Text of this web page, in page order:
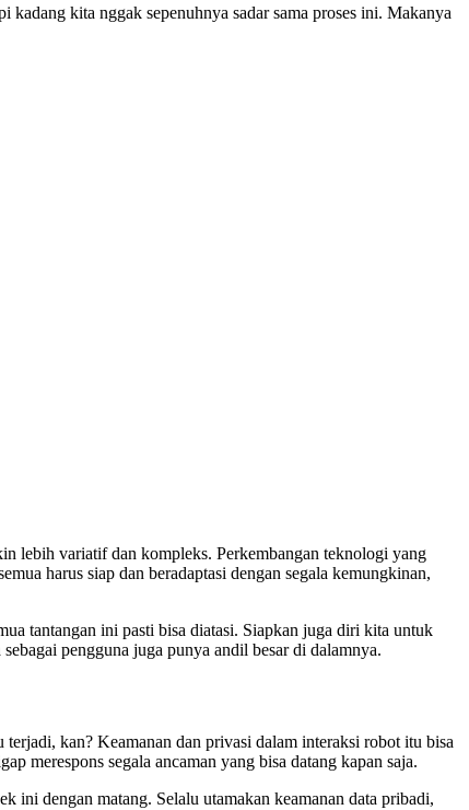
kita nggak sepenuhnya sadar sama proses ini. Makanya
lebih variatif dan kompleks. Perkembangan teknologi yang
harus siap dan beradaptasi dengan segala kemungkinan,
tantangan ini pasti bisa diatasi. Siapkan juga diri kita untuk
pengguna juga punya andil besar di dalamnya.
kan? Keamanan dan privasi dalam interaksi robot itu bisa
merespons segala ancaman yang bisa datang kapan saja.
ini dengan matang. Selalu utamakan keamanan data pribadi,